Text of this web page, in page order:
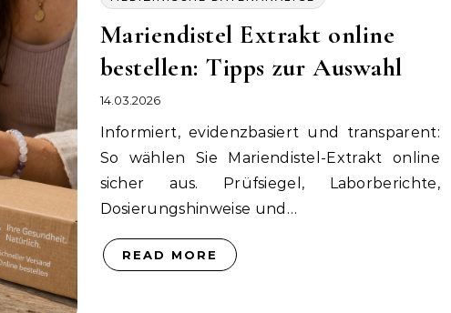
Mariendistel Extrakt online
bestellen: Tipps zur Auswahl
14.03.2026
Informiert, evidenzbasiert und transparent:
So wählen Sie Mariendistel-Extrakt online
sicher aus. Prüfsiegel, Laborberichte,
Dosierungshinweise und…
READ MORE